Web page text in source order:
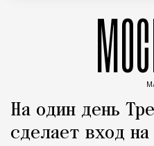
На один день
сделает вход